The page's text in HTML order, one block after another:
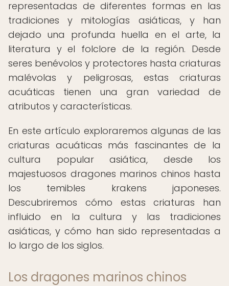
representadas de diferentes formas en las
tradiciones y mitologías asiáticas, y han
dejado una profunda huella en el arte, la
literatura y el folclore de la región. Desde
seres benévolos y protectores hasta criaturas
malévolas y peligrosas, estas criaturas
acuáticas tienen una gran variedad de
atributos y características.
En este artículo exploraremos algunas de las
criaturas acuáticas más fascinantes de la
cultura popular asiática, desde los
majestuosos dragones marinos chinos hasta
los temibles krakens japoneses.
Descubriremos cómo estas criaturas han
influido en la cultura y las tradiciones
asiáticas, y cómo han sido representadas a
lo largo de los siglos.
Los dragones marinos chinos